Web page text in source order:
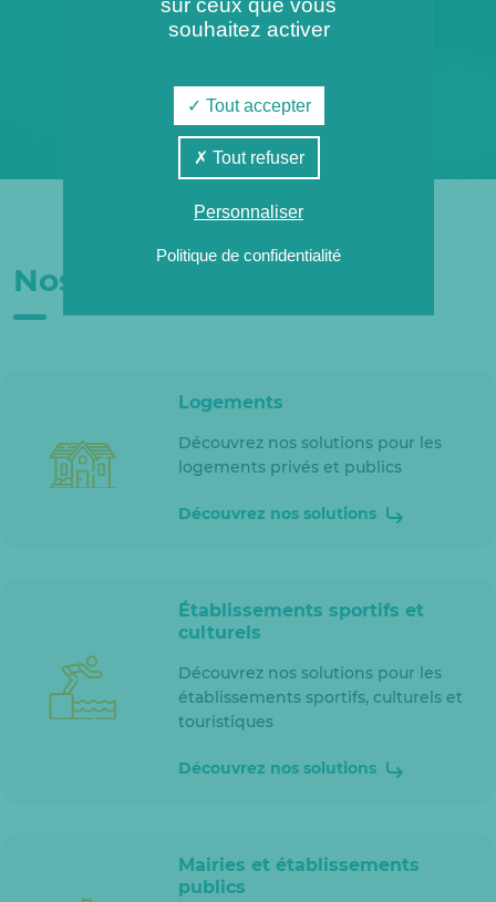
Nos clients
Logements
Découvrez nos solutions pour les
logements privés et publics
Découvrez nos solutions
Établissements sportifs et
culturels
Découvrez nos solutions pour les
établissements sportifs, culturels et
touristiques
Découvrez nos solutions
Mairies et établissements
publics
souhaitez activer
Tout accepter
Tout refuser
Personnaliser
Politique de confidentialité